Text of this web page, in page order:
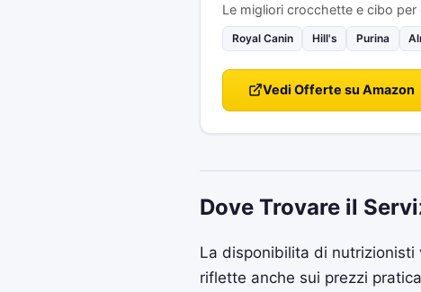
Le migliori crocchette e cibo per
Royal Canin Hill's Purina
Vedi Offerte su Amazon
Dove Trovare il
La disponibilita di
riflette anche sui prezzi